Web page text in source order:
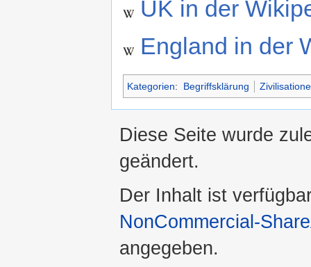
UK in der
England in der
Kategorien: Begriffsklärung
Diese Seite wurde
geändert.
Der Inhalt ist
NonCommercial-
angegeben.